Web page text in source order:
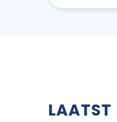
LAATST